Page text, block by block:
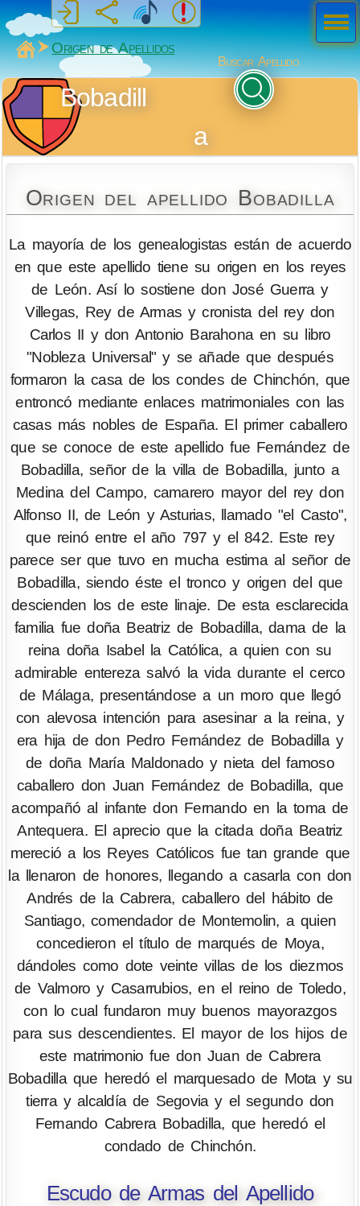
MiSabueso
Origen de Apellidos
Buscar Apellido
Bobadill
a
Origen del apellido Bobadilla
La mayoría de los genealogistas están de acuerdo
en que este apellido tiene su origen en los reyes
de León. Así lo sostiene don José Guerra y
Villegas, Rey de Armas y cronista del rey don
Carlos II y don Antonio Barahona en su libro
"Nobleza Universal" y se añade que después
formaron la casa de los condes de Chinchón, que
entroncó mediante enlaces matrimoniales con las
casas más nobles de España. El primer caballero
que se conoce de este apellido fue Fernández de
Bobadilla, señor de la villa de Bobadilla, junto a
Medina del Campo, camarero mayor del rey don
Alfonso II, de León y Asturias, llamado "el Casto",
que reinó entre el año 797 y el 842. Este rey
parece ser que tuvo en mucha estima al señor de
Bobadilla, siendo éste el tronco y origen del que
descienden los de este linaje. De esta esclarecida
familia fue doña Beatriz de Bobadilla, dama de la
reina doña Isabel la Católica, a quien con su
admirable entereza salvó la vida durante el cerco
de Málaga, presentándose a un moro que llegó
con alevosa intención para asesinar a la reina, y
era hija de don Pedro Fernández de Bobadilla y
de doña María Maldonado y nieta del famoso
caballero don Juan Fernández de Bobadilla, que
acompañó al infante don Fernando en la toma de
Antequera. El aprecio que la citada doña Beatriz
mereció a los Reyes Católicos fue tan grande que
la llenaron de honores, llegando a casarla con don
Andrés de la Cabrera, caballero del hábito de
Santiago, comendador de Montemolin, a quien
concedieron el título de marqués de Moya,
dándoles como dote veinte villas de los diezmos
de Valmoro y Casarrubios, en el reino de Toledo,
con lo cual fundaron muy buenos mayorazgos
para sus descendientes. El mayor de los hijos de
este matrimonio fue don Juan de Cabrera
Bobadilla que heredó el marquesado de Mota y su
tierra y alcaldía de Segovia y el segundo don
Fernando Cabrera Bobadilla, que heredó el
condado de Chinchón.
Escudo de Armas del Apellido
Men
ú